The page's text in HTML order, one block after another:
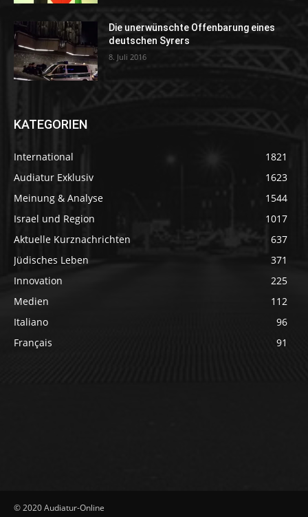
Die unerwünschte Offenbarung eines
deutschen Syrers
8. Juli 2016
KATEGORIEN
International
1821
Audiatur Exklusiv
1623
Meinung & Analyse
1544
Israel und Region
1017
Aktuelle Kurznachrichten
637
Jüdisches Leben
371
Innovation
225
Medien
112
Italiano
96
Français
91
© 2020 Audiatur-Online